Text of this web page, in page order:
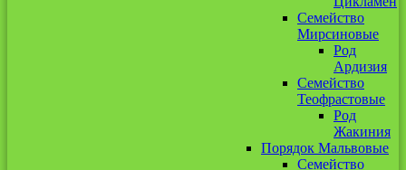
Семейство
Мирсиновые
Род
Ардизия
Семейство
Теофрастовые
Род
Жакиния
Порядок Мальвовые
Семейство